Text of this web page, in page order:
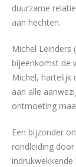
duurzame
aan hechten.
Michel Leinders
bijeenkomst de
Michel, hartelijk
aan alle
ontmoeting
Een bijzonder
rondleiding